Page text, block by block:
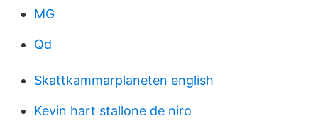
MG
Qd
Skattkammarplaneten english
Kevin hart stallone de niro